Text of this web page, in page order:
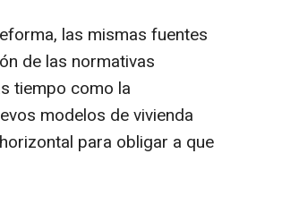
las mismas fuentes
de las normativas
tiempo como la
modelos de vivienda
para obligar a que